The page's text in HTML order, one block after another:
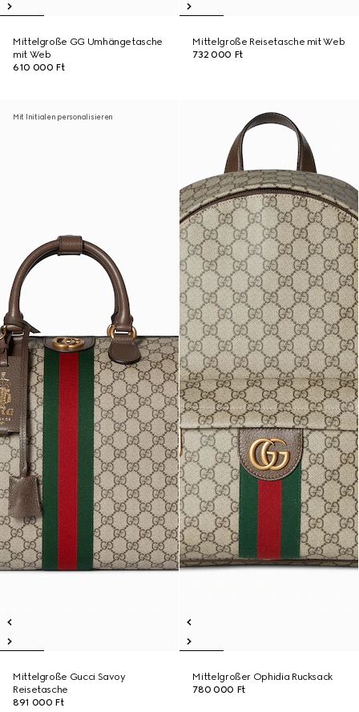
Mittelgroße GG Umhängetasche
mit Web
610 000 Ft
Mittelgroße Reisetasche mit Web
732 000 Ft
Mit Initialen personalisieren
Mittelgroße Gucci Savoy
Reisetasche
891 000 Ft
Mittelgroßer Ophidia Rucksack
780 000 Ft